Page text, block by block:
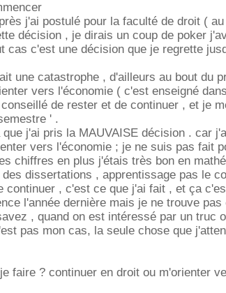
j'ai postulé pour la faculté de droit (
décision , je dirais un coup de poker
cas c'est une décision que je regrette
une catastrophe , d'ailleurs au bout du
vers l'économie ( c'est enseigné
de rester et de continuer , et je
' .
j'ai pris la MAUVAISE décision . car
vers l'économie ; je ne suis pas fait
chiffres en plus j'étais très bon en
dissertations , apprentissage pas le
continuer , c'est ce que j'ai fait , et ça
l'année dernière mais je ne trouve pas
, quand on est intéressé par un truc
pas mon cas, la seule chose que
faire ? continuer en droit ou m'orienter